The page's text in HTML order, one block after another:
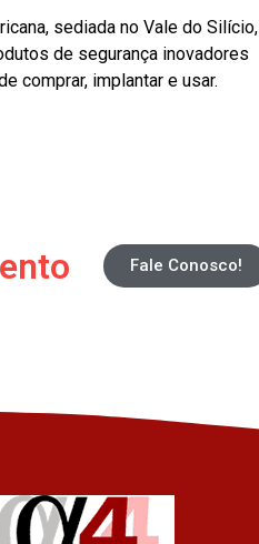
sediada no Vale do Silício,
de segurança inovadores
comprar, implantar e usar.
Fale Conosco!